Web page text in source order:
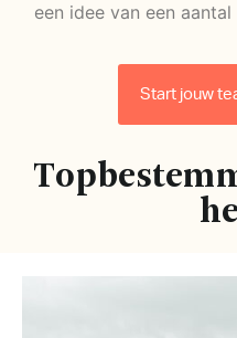
een idee van een
Start jouw